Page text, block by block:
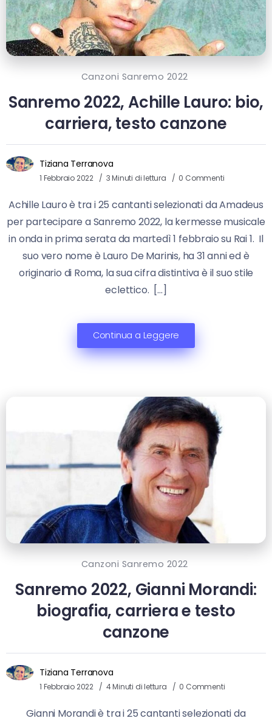
Canzoni Sanremo 2022
Sanremo 2022, Achille Lauro: bio,
carriera, testo canzone
Tiziana Terranova
1 Febbraio 2022 3 Minuti di lettura 0 Commenti
Achille Lauro è tra i 25 cantanti selezionati da Amadeus
per partecipare a Sanremo 2022, la kermesse musicale
in onda in prima serata da martedì 1 febbraio su Rai 1. Il
suo vero nome è Lauro De Marinis, ha 31 anni ed è
originario di Roma, la sua cifra distintiva è il suo stile
eclettico. […]
Continua a Leggere
Canzoni Sanremo 2022
Sanremo 2022, Gianni Morandi:
biografia, carriera e testo
canzone
Tiziana Terranova
1 Febbraio 2022 4 Minuti di lettura 0 Commenti
Gianni Morandi è tra i 25 cantanti selezionati da